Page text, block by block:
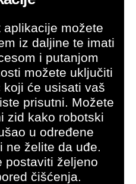
aplikacije možete
iz daljine te imati
i putanjom
možete uključiti
će usisati vaš
prisutni. Možete
zid kako robotski
u određene
ne želite da uđe.
postaviti željeno
čišćenja.